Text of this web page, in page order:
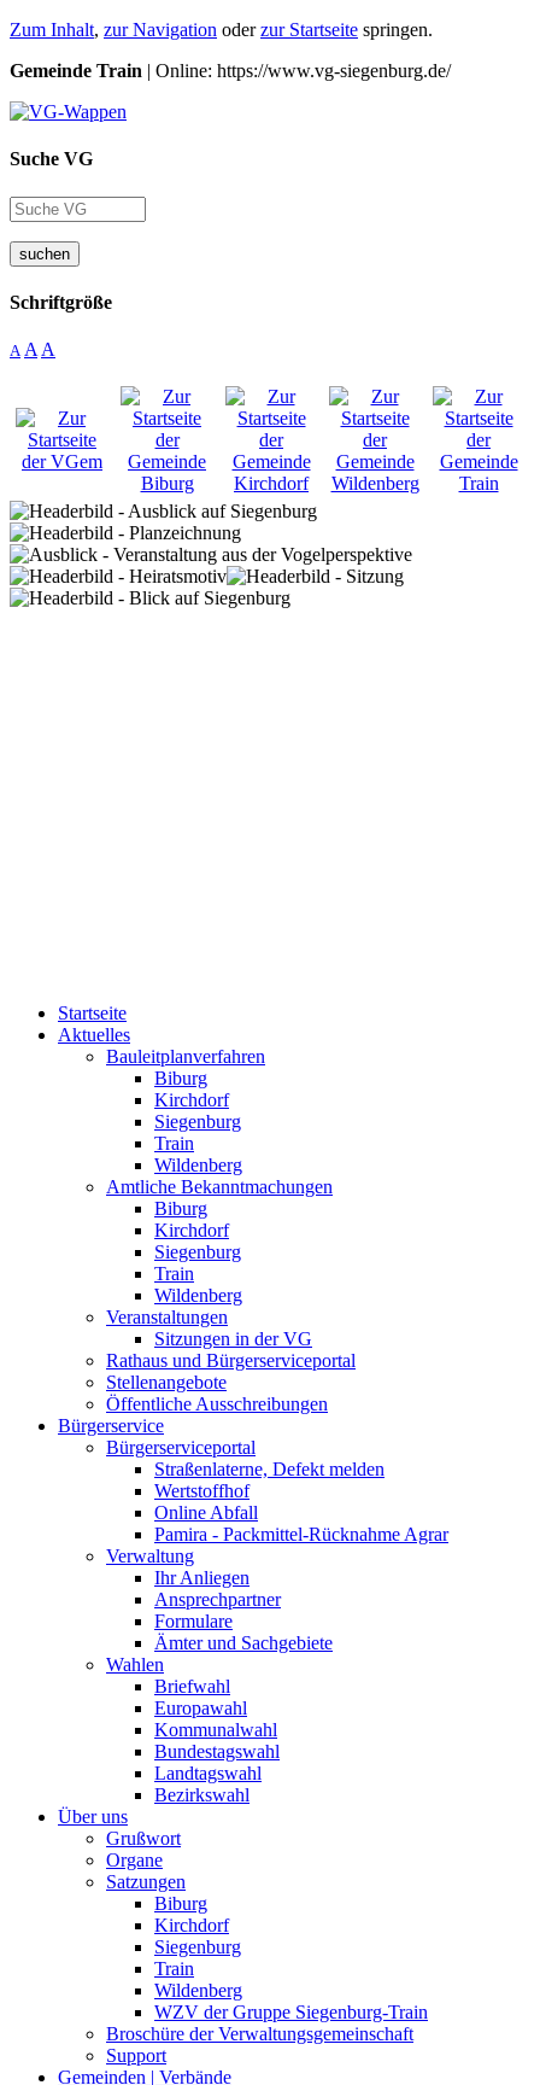
Zum Inhalt, zur Navigation oderzur Startseite springen.
Gemeinde Train | Online: https://www.vg-siegenburg.de/
Suche VG
suchen
Schriftgröße
A A A
Startseite
Aktuelles
Bauleitplanverfahren
Biburg
Kirchdorf
Siegenburg
Train
Wildenberg
Amtliche Bekanntmachungen
Biburg
Kirchdorf
Siegenburg
Train
Wildenberg
Veranstaltungen
Sitzungen in der VG
Rathaus und Bürgerserviceportal
Stellenangebote
Öffentliche Ausschreibungen
Bürgerservice
Bürgerserviceportal
Straßenlaterne, Defekt melden
Wertstoffhof
Online Abfall
Pamira - Packmittel-Rücknahme Agrar
Verwaltung
Ihr Anliegen
Ansprechpartner
Formulare
Ämter und Sachgebiete
Wahlen
Briefwahl
Europawahl
Kommunalwahl
Bundestagswahl
Landtagswahl
Bezirkswahl
Über uns
Grußwort
Organe
Satzungen
Biburg
Kirchdorf
Siegenburg
Train
Wildenberg
WZV der Gruppe Siegenburg-Train
Broschüre der Verwaltungsgemeinschaft
Support
Gemeinden | Verbände